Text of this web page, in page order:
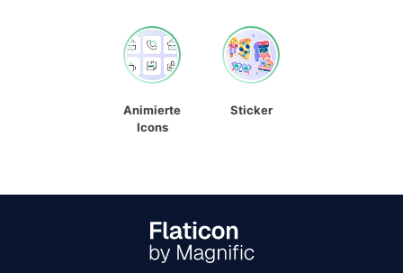
Animierte
Icons
Sticker